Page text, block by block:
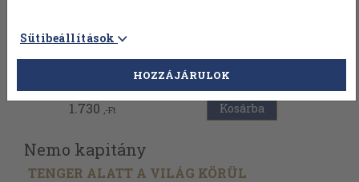
Vissza az előző oldalra
1.730 ,-Ft Kosárba
Nemo kapitány
TENGER ALATT A VILÁG KÖRÜL
Sütibeállítások
HOZZÁJÁRULOK